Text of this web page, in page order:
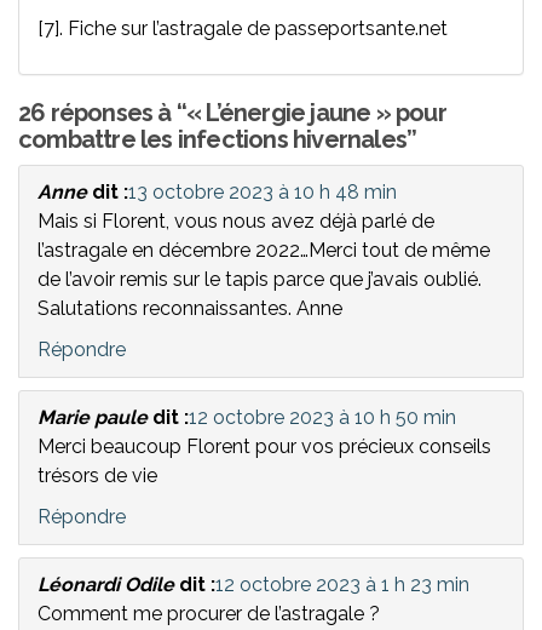
[7]. Fiche sur l’astragale de passeportsante.net
26 réponses à “« L’énergie jaune » pour
combattre les infections hivernales”
Anne dit :13 octobre 2023 à 10 h 48 min
Mais si Florent, vous nous avez déjà parlé de
l’astragale en décembre 2022…Merci tout de même
de l’avoir remis sur le tapis parce que j’avais oublié.
Salutations reconnaissantes. Anne
Répondre
Marie paule dit :12 octobre 2023 à 10 h 50 min
Merci beaucoup Florent pour vos précieux conseils
trésors de vie
Répondre
Léonardi Odile dit :12 octobre 2023 à 1 h 23 min
Comment me procurer de l’astragale ?